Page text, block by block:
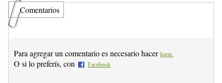
Comentarios
Para agregar un comentario es necesario hacer login.
O si lo preferís, con Facebook